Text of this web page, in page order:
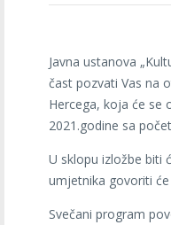
Javna ustanova
čast pozvati Vas na
Hercega, koja će se
2021.godine sa
U sklopu izložbe biti
umjetnika govoriti će
Svečani program